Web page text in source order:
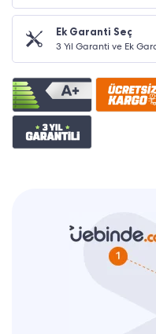
Ek Garanti Seç
3 Yıl Garanti ve Ek